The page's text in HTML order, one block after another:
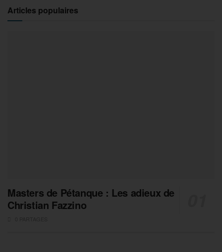
Articles populaires
Masters de Pétanque : Les adieux de
Christian Fazzino